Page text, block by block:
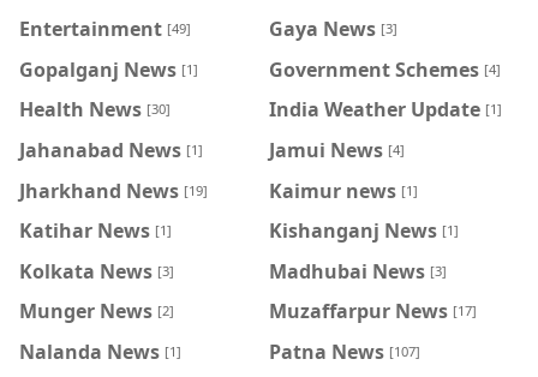
Entertainment [49] Gaya News [3]
Gopalganj News [1] Government Schemes [4]
Health News [30] India Weather Update [1]
Jahanabad News [1] Jamui News [4]
Jharkhand News [19] Kaimur news [1]
Katihar News [1] Kishanganj News [1]
Kolkata News [3] Madhubai News [3]
Munger News [2] Muzaffarpur News [17]
Nalanda News [1] Patna News [107]